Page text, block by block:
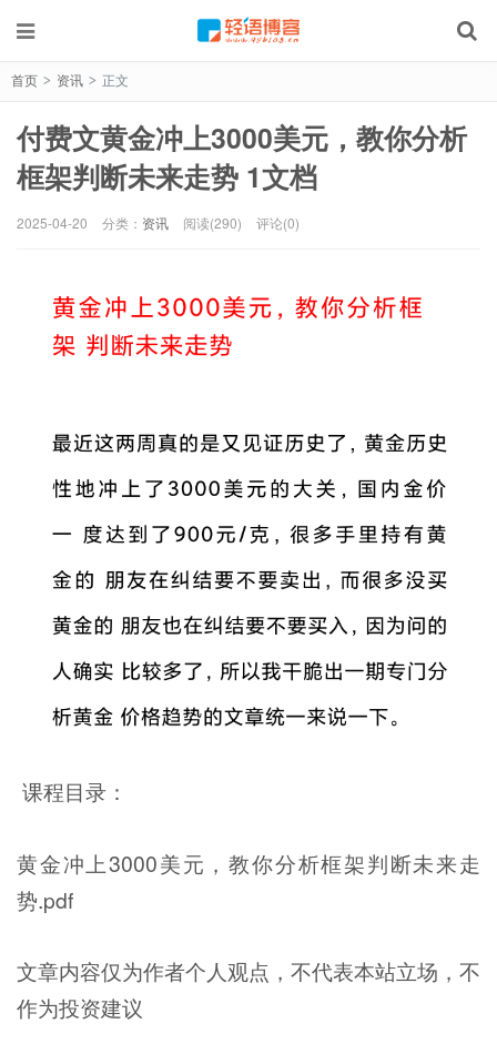
首页 > 资讯 > 正文
付费文黄金冲上3000美元，教你分析
框架判断未来走势 1文档
2025-04-20 分类： 资讯 阅读(290) 评论(0)
课程目录：
黄金冲上3000美元，教你分析框架判断未来走
势.pdf
文章内容仅为作者个人观点，不代表本站立场，不
作为投资建议